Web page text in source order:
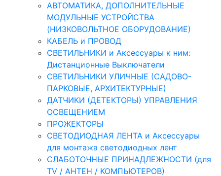
АВТОМАТИКА, ДОПОЛНИТЕЛЬНЫЕ
МОДУЛЬНЫЕ УСТРОЙСТВА
(НИЗКОВОЛЬТНОЕ ОБОРУДОВАНИЕ)
КАБЕЛЬ и ПРОВОД
СВЕТИЛЬНИКИ и Аксессуары к ним:
Дистанционные Выключатели
СВЕТИЛЬНИКИ УЛИЧНЫЕ (САДОВО-
ПАРКОВЫЕ, АРХИТЕКТУРНЫЕ)
ДАТЧИКИ (ДЕТЕКТОРЫ) УПРАВЛЕНИЯ
ОСВЕЩЕНИЕМ
ПРОЖЕКТОРЫ
СВЕТОДИОДНАЯ ЛЕНТА и Аксессуары
для монтажа светодиодных лент
СЛАБОТОЧНЫЕ ПРИНАДЛЕЖНОСТИ (для
TV / АНТЕН / КОМПЬЮТЕРОВ)